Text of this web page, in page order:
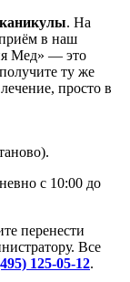
. На
в наш
Мед» — это
ту же
просто в
с 10:00 до
перенести
Все
125-05-12.